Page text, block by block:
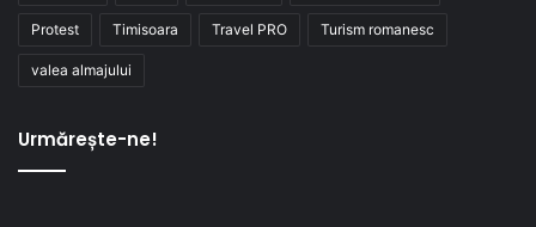
Protest Timisoara Travel PRO Turism romanesc
valea almajului
Urmărește-ne!